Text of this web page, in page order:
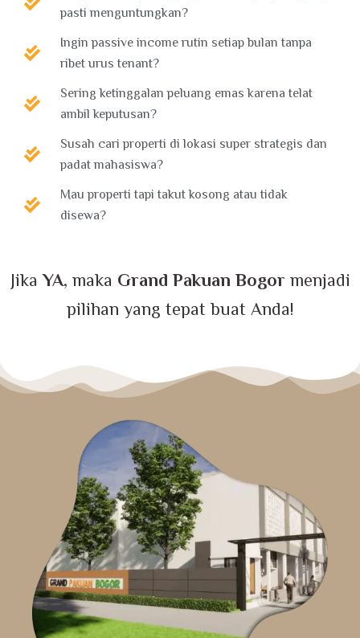
pasti menguntungkan?
Ingin passive income rutin setiap bulan tanpa
ribet urus tenant?
Sering ketinggalan peluang emas karena telat
ambil keputusan?
Susah cari properti di lokasi super strategis dan
padat mahasiswa?
Mau properti tapi takut kosong atau tidak
disewa?
JikaYA, maka Grand Pakuan Bogormenjadi
pilihan yang tepat buat Anda!